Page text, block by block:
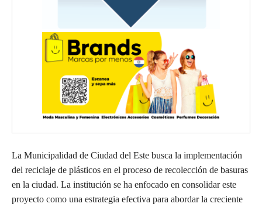
La Municipalidad de Ciudad del Este busca la implementación
del reciclaje de plásticos en el proceso de recolección de basuras
en la ciudad. La institución se ha enfocado en consolidar este
proyecto como una estrategia efectiva para abordar la creciente